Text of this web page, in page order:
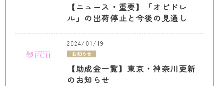
【ニュース・重要】「オビドレ
ル」の出荷停止と今後の見通し
2024/01/19
お知らせ
【助成金一覧】東京・神奈川更新
のお知らせ